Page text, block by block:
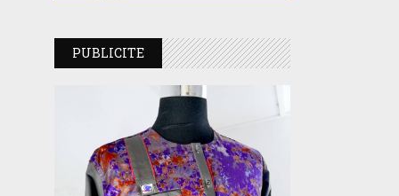
PUBLICITE